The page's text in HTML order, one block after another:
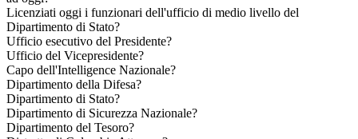
Licenziati oggi i funzionari dell'ufficio di medio livello del
Dipartimento di Stato?
Ufficio esecutivo del Presidente?
Ufficio del Vicepresidente?
Capo dell'Intelligence Nazionale?
Dipartimento della Difesa?
Dipartimento di Stato?
Dipartimento di Sicurezza Nazionale?
Dipartimento del Tesoro?